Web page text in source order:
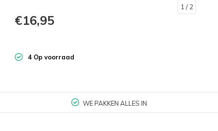
1 / 2
€16,95
4 Op voorraad
WE PAKKEN ALLES IN